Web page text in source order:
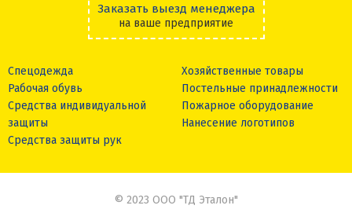
Заказать выезд менеджера
на ваше предприятие
Спецодежда
Рабочая обувь
Средства индивидуальной
защиты
Средства защиты рук
Хозяйственные товары
Постельные принадлежности
Пожарное оборудование
Нанесение логотипов
© 2023 ООО "ТД Эталон"